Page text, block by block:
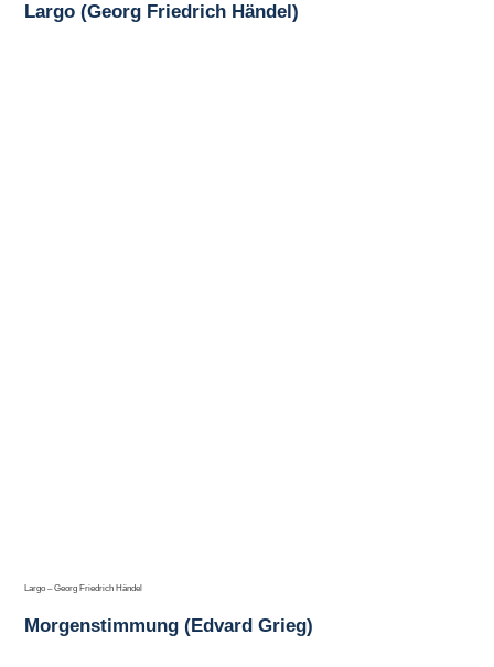
Largo (Georg Friedrich Händel)
Largo – Georg Friedrich Händel
Morgenstimmung (Edvard Grieg)